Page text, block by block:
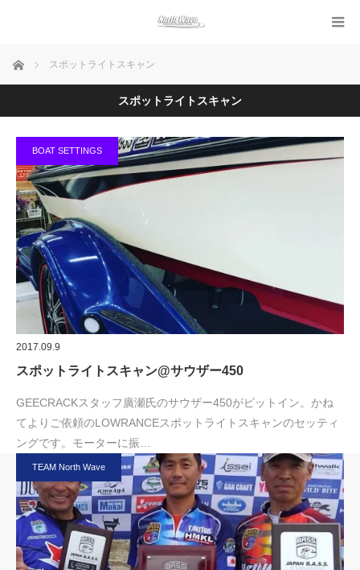
ホーム スポットライトスキャン
スポットライトスキャン
BOAT SETTINGS
2017.09.9
スポットライトスキャン@サウザー450
GEECRACKスタッフ廣瀬氏のサウザー450がピットイン。かね
てよりご依頼のLOWRANCEスポットライトスキャンのセッティ
ングです。モーターに振…
TEAM North Wave